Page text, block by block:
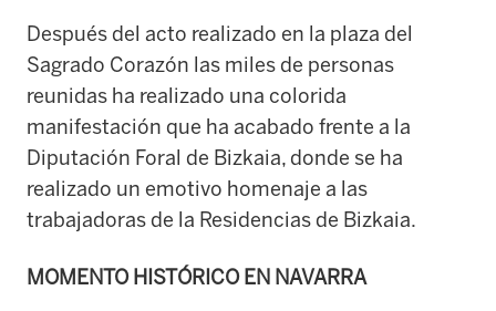
Después del acto realizado en la plaza del
Sagrado Corazón las miles de personas
reunidas ha realizado una colorida
manifestación que ha acabado frente a la
Diputación Foral de Bizkaia, donde se ha
realizado un emotivo homenaje a las
trabajadoras de la Residencias de Bizkaia.
MOMENTO HISTÓRICO EN NAVARRA